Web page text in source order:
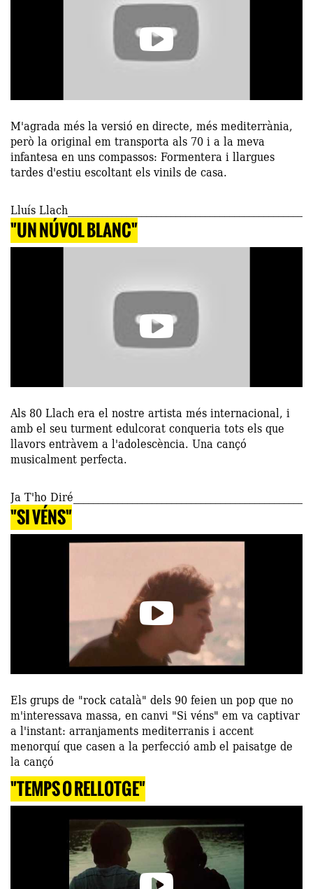
M'agrada més la versió en directe, més mediterrània,
però la original em transporta als 70 i a la meva
infantesa en uns compassos: Formentera i llargues
tardes d'estiu escoltant els vinils de casa.
Lluís Llach
"UN NÚVOL BLANC"
Als 80 Llach era el nostre artista més internacional, i
amb el seu turment edulcorat conqueria tots els que
llavors entràvem a l'adolescència. Una cançó
musicalment perfecta.
Ja T'ho Diré
"SI VÉNS"
Els grups de "rock català" dels 90 feien un pop que no
m'interessava massa, en canvi "Si véns" em va captivar
a l'instant: arranjaments mediterranis i accent
menorquí que casen a la perfecció amb el paisatge de
la cançó
"TEMPS O RELLOTGE"